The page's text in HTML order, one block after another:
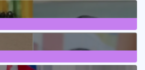
0Posts
75Posts